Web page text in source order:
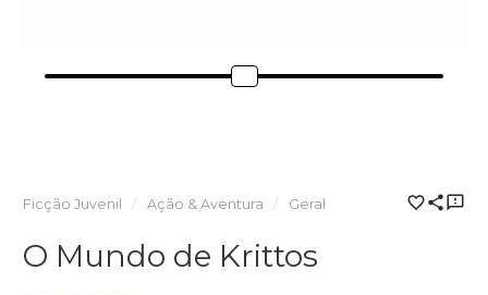
Ficção Juvenil Ação & Aventura Geral
O Mundo de Krittos